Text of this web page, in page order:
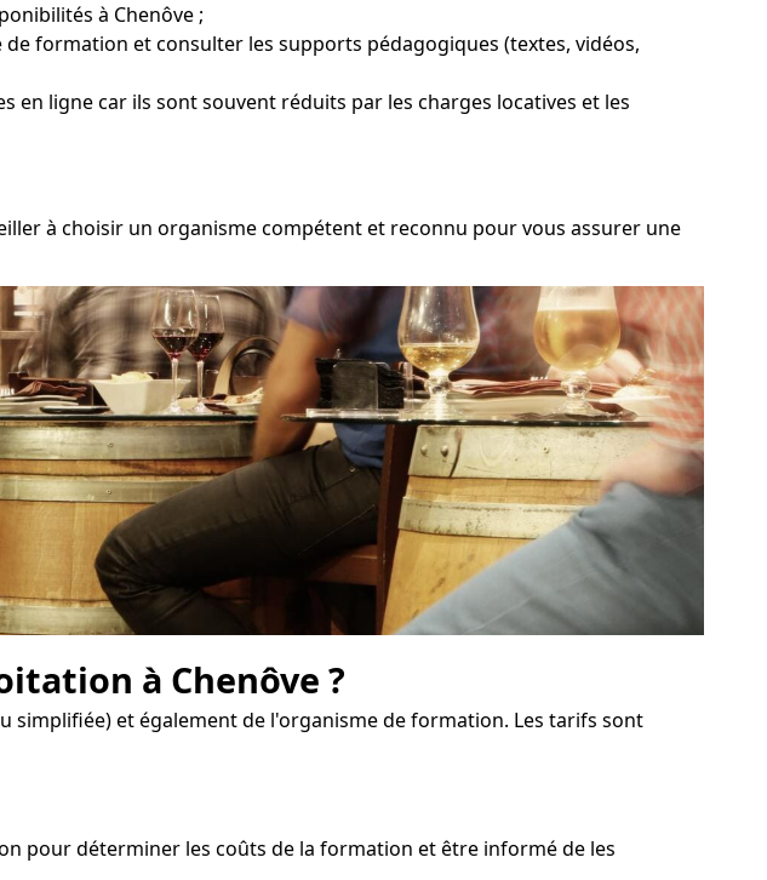
à Chenôve ;
formation et consulter les supports pédagogiques (textes, vidéos,
ligne car ils sont souvent réduits par les charges locatives et les
à choisir un organisme compétent et reconnu pour vous assurer une
à Chenôve ?
et également de l'organisme de formation. Les tarifs sont
pour déterminer les coûts de la formation et être informé de les